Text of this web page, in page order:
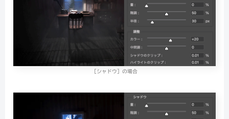
［シャドウ］の場合